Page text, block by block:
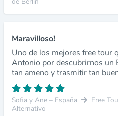
Maravilloso!
Uno de los mejores free tour
Antonio por descubrirnos un
tan ameno y trasmitir tan
Sofia y Ane – España
Free
Alternativo